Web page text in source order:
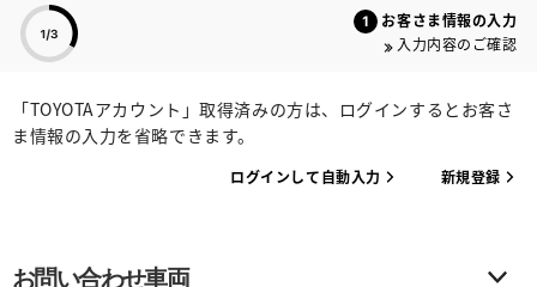
お客さま情報の入力
入力内容のご確認
「TOYOTAアカウント」取得済みの方は、ログインするとお客さ
ま情報の入力を省略できます。
ログインして自動入力 新規登録
お問い合わせ車両